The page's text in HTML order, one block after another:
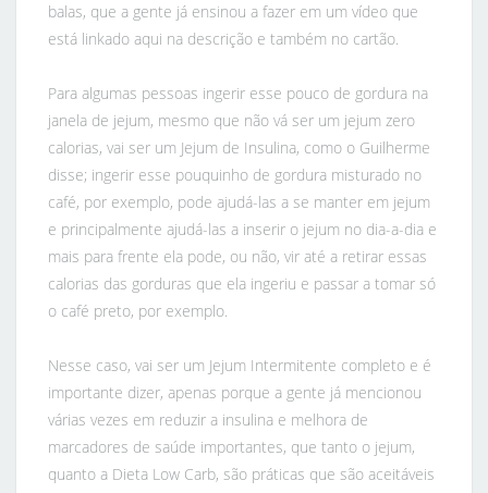
balas, que a gente já ensinou a fazer em um vídeo que
está linkado aqui na descrição e também no cartão.
Para algumas pessoas ingerir esse pouco de gordura na
janela de jejum, mesmo que não vá ser um jejum zero
calorias, vai ser um Jejum de Insulina, como o Guilherme
disse; ingerir esse pouquinho de gordura misturado no
café, por exemplo, pode ajudá-las a se manter em jejum
e principalmente ajudá-las a inserir o jejum no dia-a-dia e
mais para frente ela pode, ou não, vir até a retirar essas
calorias das gorduras que ela ingeriu e passar a tomar só
o café preto, por exemplo.
Nesse caso, vai ser um Jejum Intermitente completo e é
importante dizer, apenas porque a gente já mencionou
várias vezes em reduzir a insulina e melhora de
marcadores de saúde importantes, que tanto o jejum,
quanto a Dieta Low Carb, são práticas que são aceitáveis